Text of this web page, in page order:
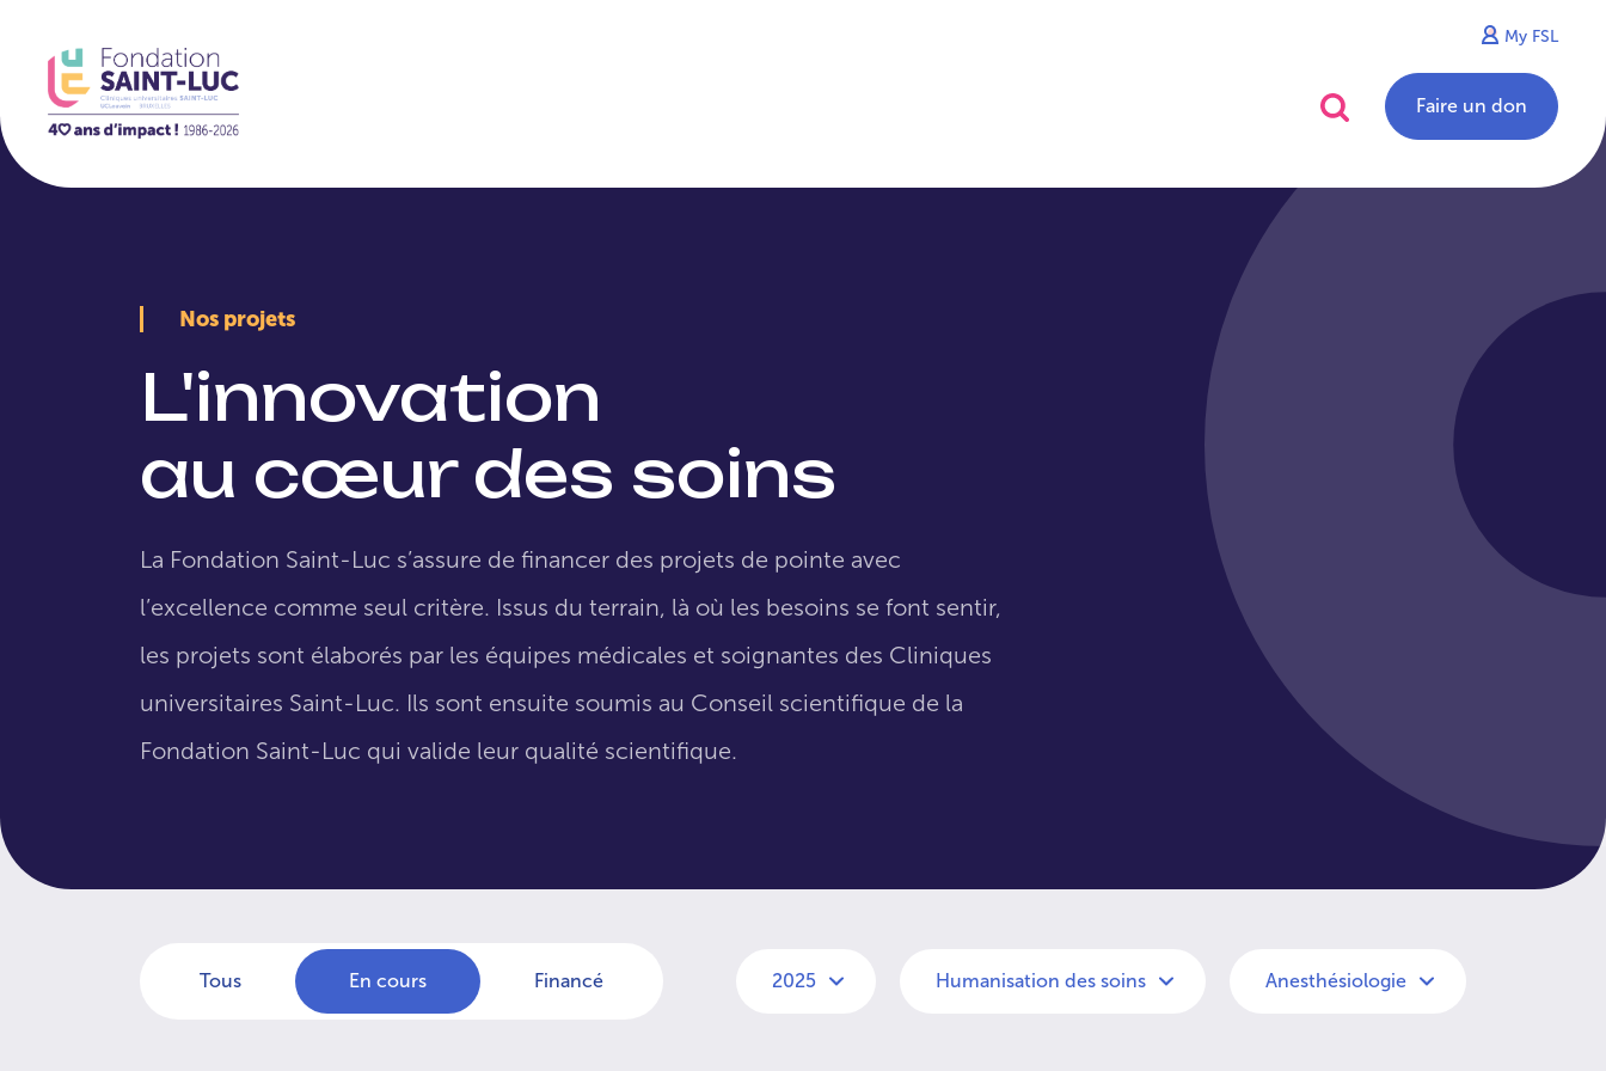
My FSL
Faire un don
Nos projets
L'innovation
au cœur des soins
La Fondation Saint-Luc s’assure de financer des projets de pointe avec
l’excellence comme seul critère. Issus du terrain, là où les besoins se font sentir,
les projets sont élaborés par les équipes médicales et soignantes des Cliniques
universitaires Saint-Luc. Ils sont ensuite soumis au Conseil scientifique de la
Fondation Saint-Luc qui valide leur qualité scientifique.
Tous En cours Financé 2025 Humanisation des soins Anesthésiologie